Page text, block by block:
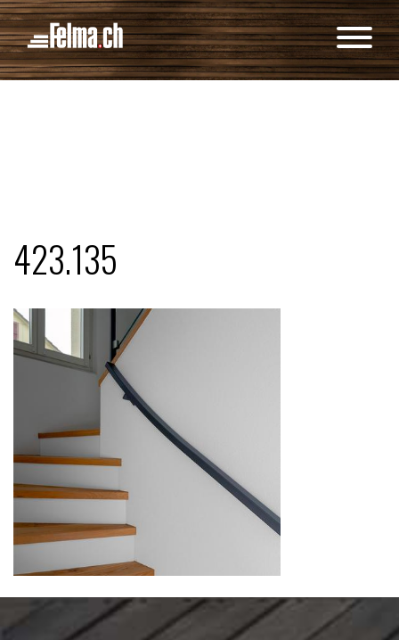
423.135
Panneau de gestion des cookies